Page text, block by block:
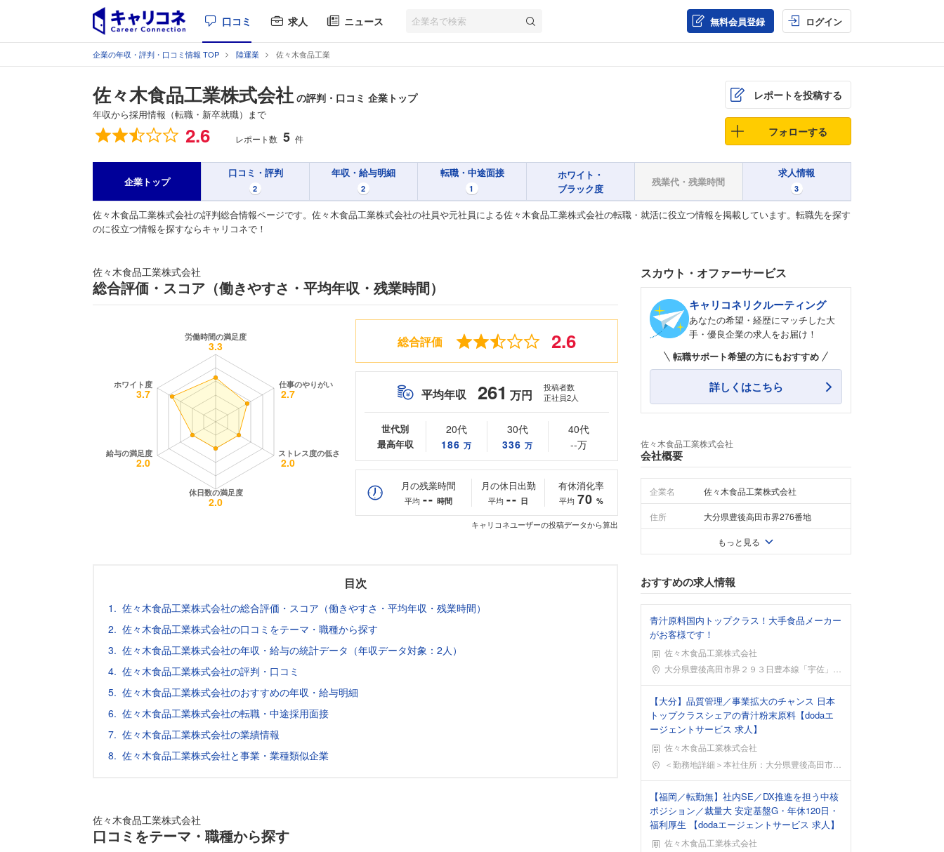
口コミ 求人 ニュース 無料会員登録 ログイン
企業の年収・評判・口コミ情報 TOP 陸運業 佐々木食品工業
佐々木食品工業株式会社 の評判・口コミ 企業トップ
年収から採用情報（転職・新卒就職）まで
総合評価 2.6 レポート数 5 件
レポートを投稿する
フォローする
企業トップ
口コミ・評判
2
年収・給与明細
2
転職・中途面接
1
ホワイト・
ブラック度
残業代・残業時間
求人情報
3
佐々木食品工業株式会社の評判総合情報ページです。佐々木食品工業株式会社の社員や元社員による佐々木食品工業株式会社の転職・就活に役立つ情報を掲載しています。転職先を探す
のに役立つ情報を探すならキャリコネで！
佐々木食品工業株式会社
総合評価・スコア（働きやすさ・平均年収・残業時間）
総合評価 2.6
平均年収 261 万円
投稿者数
正社員2人
世代別
最高年収
20代
186 万
30代
336 万
40代
--万
月の残業時間
平均 -- 時間
月の休日出勤
平均 -- 日
有休消化率
平均 70 %
キャリコネユーザーの投稿データから算出
目次
佐々木食品工業株式会社の総合評価・スコア（働きやすさ・平均年収・残業時間）
佐々木食品工業株式会社の口コミをテーマ・職種から探す
佐々木食品工業株式会社の年収・給与の統計データ（年収データ対象：2人）
佐々木食品工業株式会社の評判・口コミ
佐々木食品工業株式会社のおすすめの年収・給与明細
佐々木食品工業株式会社の転職・中途採用面接
佐々木食品工業株式会社の業績情報
佐々木食品工業株式会社と事業・業種類似企業
佐々木食品工業株式会社
口コミをテーマ・職種から探す
スカウト・オファーサービス
キャリコネリクルーティング
あなたの希望・経歴にマッチした大
手・優良企業の求人をお届け！
転職サポート希望の方にもおすすめ
詳しくはこちら
佐々木食品工業株式会社
会社概要
企業名 佐々木食品工業株式会社
住所 大分県豊後高田市界276番地
もっと見る
おすすめの求人情報
青汁原料国内トップクラス！大手食品メーカー
がお客様です！
佐々木食品工業株式会社
勤務地大分県豊後高田市界２９３日豊本線「宇佐」駅から車で
【大分】品質管理／事業拡大のチャンス 日本
トップクラスシェアの青汁粉末原料【dodaエ
ージェントサービス 求人】
佐々木食品工業株式会社
勤務地＜勤務地詳細＞本社住所：大分県豊後高田市界276
【福岡／転勤無】社内SE／DX推進を担う中核
ポジション／裁量大 安定基盤G・年休120日・
福利厚生 【dodaエージェントサービス 求人】
佐々木食品工業株式会社